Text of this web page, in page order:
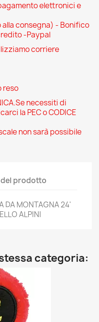
elettronici e
alla consegna) - Bonifico
-Paypal
corriere
reso
necessiti di
la PEC o CODICE
non sarà possibile
prodotto
DA MONTAGNA 24'
ALPINI
categoria: